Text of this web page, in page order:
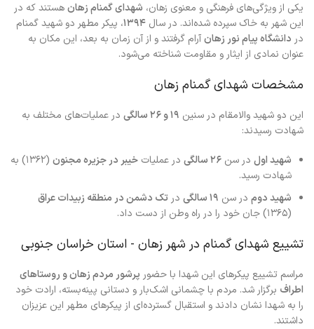
یکی از ویژگی‌های فرهنگی و معنوی زهان، شهدای گمنام زهانهستند که در
این شهر به خاک سپرده شده‌اند. در سال ۱۳۹۴، پیکر مطهر دو شهید گمنام
در دانشگاه پیام نور زهانآرام گرفتند و از آن زمان به بعد، این مکان به
عنوان نمادی از ایثار و مقاومت شناخته می‌شود.
مشخصات شهدای گمنام زهان
این دو شهید والامقام در سنین ۱۹ و ۲۶ سالگی
در عملیات‌های مختلف به
شهادت رسیدند:
شهید اول در سن ۲۶ سالگی در عملیات خیبر در جزیره مجنون
(۱۳۶۲) به
شهادت رسید.
شهید دوم در سن ۱۹ سالگی در تک دشمن در منطقه زبیدات عراق
(۱۳۶۵) جان خود را در راه وطن از دست داد.
تشییع شهدای گمنام در شهر زهان - استان خراسان جنوبی
مراسم تشییع پیکرهای این شهدا با حضور پرشور مردم زهان و روستاهای
اطراف برگزار شد. مردم با چشمانی اشک‌بار و دستانی پینه‌بسته، ارادت خود
را به شهدا نشان دادند و استقبال گسترده‌ای از پیکرهای مطهر این عزیزان
داشتند.